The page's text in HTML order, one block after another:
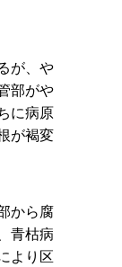
が、や
部がや
に病原
が褐変
から腐
青枯病
より区